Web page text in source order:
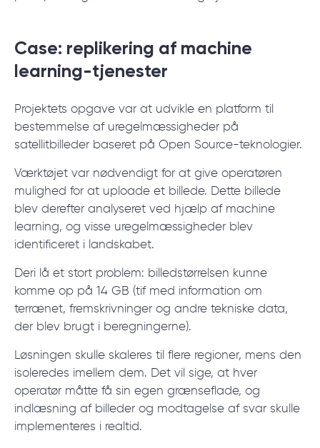
Case: replikering af machine
learning-tjenester
Projektets opgave var at udvikle en platform til
bestemmelse af uregelmæssigheder på
satellitbilleder baseret på Open Source-teknologier.
Værktøjet var nødvendigt for at give operatøren
mulighed for at uploade et billede. Dette billede
blev derefter analyseret ved hjælp af machine
learning, og visse uregelmæssigheder blev
identificeret i landskabet.
Deri lå et stort problem: billedstørrelsen kunne
komme op på 14 GB (tif med information om
terrænet, fremskrivninger og andre tekniske data,
der blev brugt i beregningerne).
Løsningen skulle skaleres til flere regioner, mens den
isoleredes imellem dem. Det vil sige, at hver
operatør måtte få sin egen grænseflade, og
indlæsning af billeder og modtagelse af svar skulle
implementeres i realtid.